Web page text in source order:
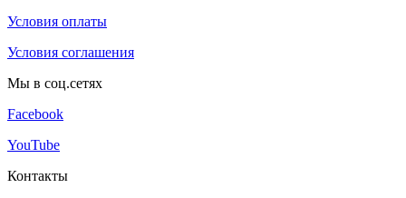
Условия оплаты
Условия соглашения
Мы в соц.сетях
Facebook
YouTube
Контакты